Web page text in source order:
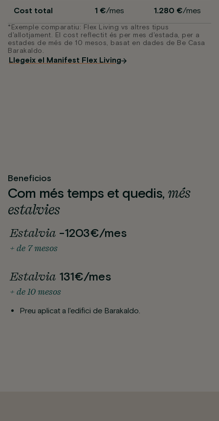
Cost total 1 €/mes 1.280 €/mes
*Exemple comparatiu: Flex Living vs altres tipus
d'allotjament. El cost reflectit és per mes d'estada, per a
estades de més de 10 mesos, basat en dades de Be Casa
Barakaldo.
Llegeix el Manifest Flex Living
Beneficios
Com més temps et quedis,més
estalvies
Estalvia -1203€/mes
+ de 7 mesos
Estalvia 131€/mes
+ de 10 mesos
Preu aplicat a l'edifici de Barakaldo.